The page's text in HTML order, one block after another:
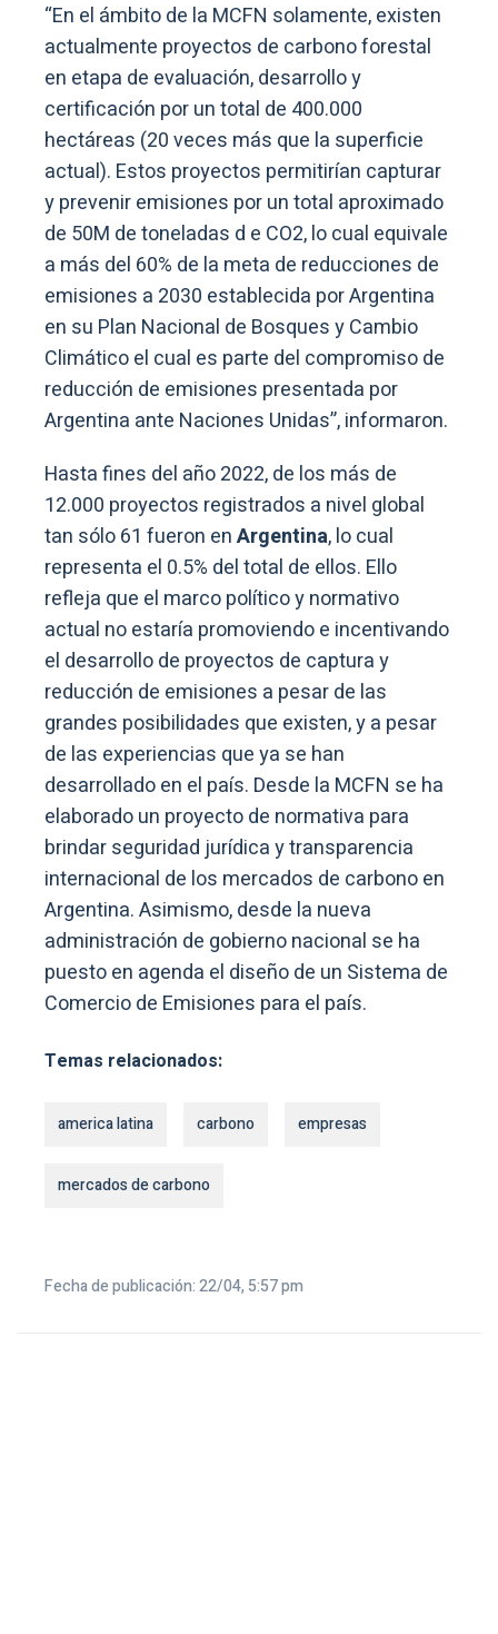
“En el ámbito de la MCFN solamente, existen
actualmente proyectos de carbono forestal
en etapa de evaluación, desarrollo y
certificación por un total de 400.000
hectáreas (20 veces más que la superficie
actual). Estos proyectos permitirían capturar
y prevenir emisiones por un total aproximado
de 50M de toneladas d e CO2, lo cual equivale
a más del 60% de la meta de reducciones de
emisiones a 2030 establecida por Argentina
en su Plan Nacional de Bosques y Cambio
Climático el cual es parte del compromiso de
reducción de emisiones presentada por
Argentina ante Naciones Unidas”, informaron.
Hasta fines del año 2022, de los más de
12.000 proyectos registrados a nivel global
tan sólo 61 fueron enArgentina, lo cual
representa el 0.5% del total de ellos. Ello
refleja que el marco político y normativo
actual no estaría promoviendo e incentivando
el desarrollo de proyectos de captura y
reducción de emisiones a pesar de las
grandes posibilidades que existen, y a pesar
de las experiencias que ya se han
desarrollado en el país. Desde la MCFN se ha
elaborado un proyecto de normativa para
brindar seguridad jurídica y transparencia
internacional de los mercados de carbono en
Argentina. Asimismo, desde la nueva
administración de gobierno nacional se ha
puesto en agenda el diseño de un Sistema de
Comercio de Emisiones para el país.
Temas relacionados:
america latina carbono empresas
mercados de carbono
Fecha de publicación: 22/04, 5:57 pm